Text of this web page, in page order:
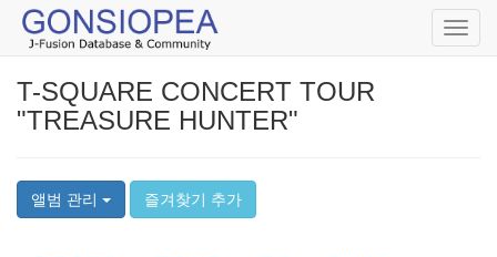
T-SQUARE CONCERT TOUR
"TREASURE HUNTER"
앨범 관리 즐겨찾기 추가